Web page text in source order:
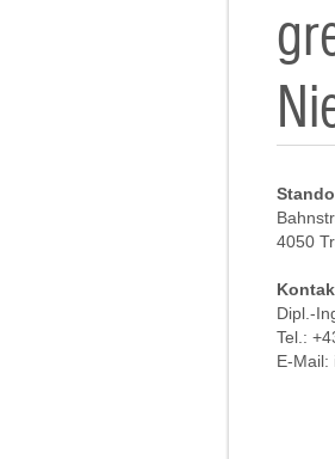
4050
Dipl.-
Tel.:
E-Mail: